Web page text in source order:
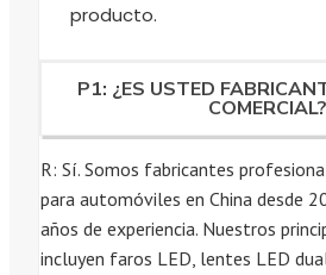
producto.
P1: ¿ES USTED
COMERCIAL?
R: Sí. Somos fabricantes
para automóviles en China desde
años de experiencia. Nuestros
incluyen faros LED, lentes LED